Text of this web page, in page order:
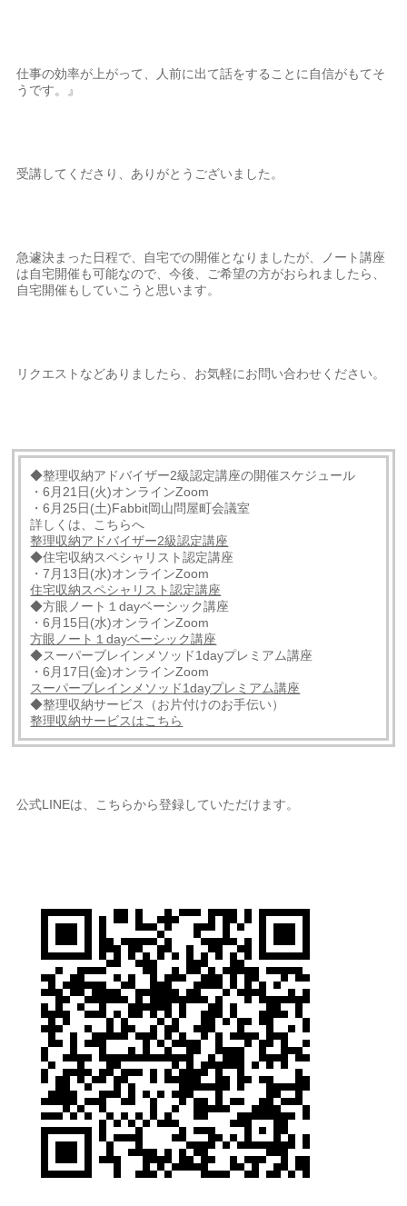
仕事の効率が上がって、人前に出て話をすることに自信がもてそ
うです。』
受講してくださり、ありがとうございました。
急遽決まった日程で、自宅での開催となりましたが、ノート講座
は自宅開催も可能なので、今後、ご希望の方がおられましたら、
自宅開催もしていこうと思います。
リクエストなどありましたら、お気軽にお問い合わせください。
◆整理収納アドバイザー2級認定講座の開催スケジュール
・6月21日(火)オンラインZoom
・6月25日(土)Fabbit岡山問屋町会議室
詳しくは、こちらへ
整理収納アドバイザー2級認定講座
◆住宅収納スペシャリスト認定講座
・7月13日(水)オンラインZoom
住宅収納スペシャリスト認定講座
◆方眼ノート１dayベーシック講座
・6月15日(水)オンラインZoom
方眼ノート１dayベーシック講座
◆スーパーブレインメソッド1dayプレミアム講座
・6月17日(金)オンラインZoom
スーパーブレインメソッド1dayプレミアム講座
◆整理収納サービス（お片付けのお手伝い）
整理収納サービスはこちら
公式LINEは、こちらから登録していただけます。